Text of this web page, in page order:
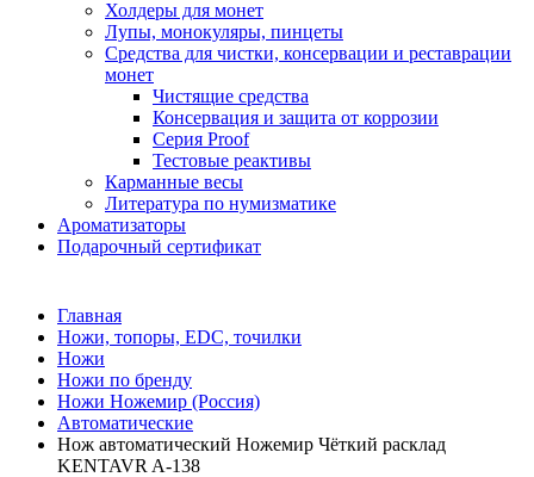
Холдеры для монет
Лупы, монокуляры, пинцеты
Средства для чистки, консервации и реставрации
монет
Чистящие средства
Консервация и защита от коррозии
Серия Proof
Тестовые реактивы
Карманные весы
Литература по нумизматике
Ароматизаторы
Подарочный сертификат
Главная
Ножи, топоры, EDC, точилки
Ножи
Ножи по бренду
Ножи Ножемир (Россия)
Автоматические
Нож автоматический Ножемир Чёткий расклад
KENTAVR A-138